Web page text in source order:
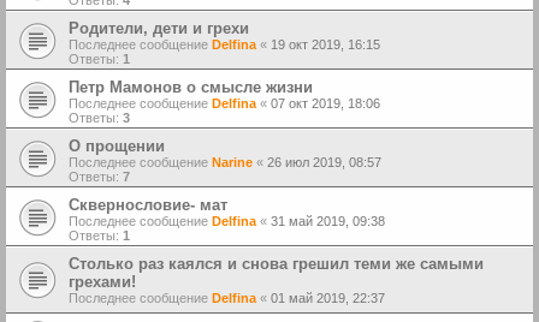
Родители, дети и грехи
Последнее сообщение Delfina « 19 окт 2019, 16:15
Ответы: 1
Петр Мамонов о смысле жизни
Последнее сообщение Delfina « 07 окт 2019, 18:06
Ответы: 3
О прощении
Последнее сообщение Narine « 26 июл 2019, 08:57
Ответы: 7
Сквернословие- мат
Последнее сообщение Delfina « 31 май 2019, 09:38
Ответы: 1
Столько раз каялся и снова грешил теми же самыми
грехами!
Последнее сообщение Delfina « 01 май 2019, 22:37